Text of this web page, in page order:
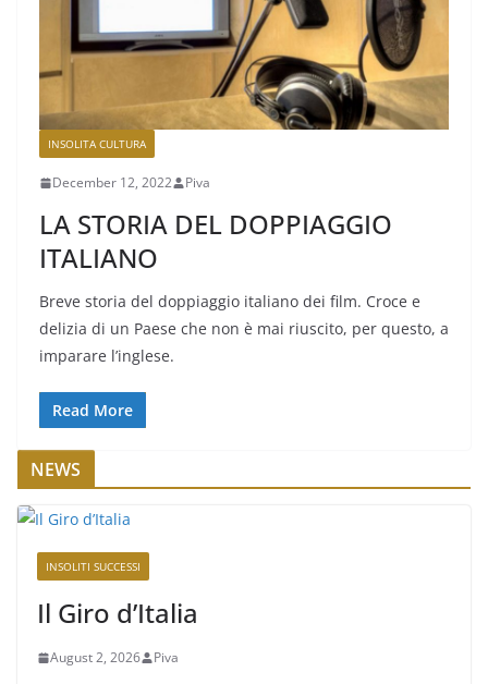
INSOLITA CULTURA
December 12, 2022 Piva
LA STORIA DEL DOPPIAGGIO
ITALIANO
Breve storia del doppiaggio italiano dei film. Croce e
delizia di un Paese che non è mai riuscito, per questo, a
imparare l’inglese.
Read More
NEWS
INSOLITI SUCCESSI
Il Giro d’Italia
August 2, 2026 Piva